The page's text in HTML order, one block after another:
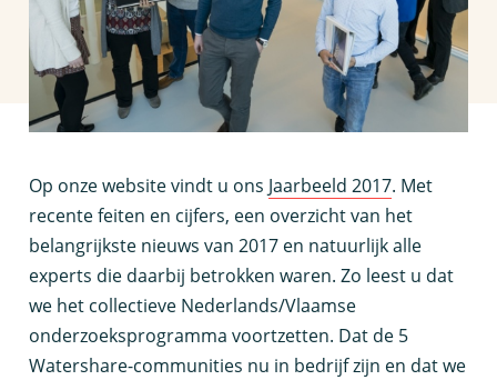
Op onze website vindt u ons Jaarbeeld 2017. Met
recente feiten en cijfers, een overzicht van het
belangrijkste nieuws van 2017 en natuurlijk alle
experts die daarbij betrokken waren. Zo leest u dat
we het collectieve Nederlands/Vlaamse
onderzoeksprogramma voortzetten. Dat de 5
Watershare-communities nu in bedrijf zijn en dat we